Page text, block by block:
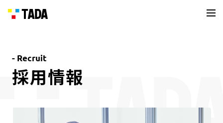
Recruit
採用情報